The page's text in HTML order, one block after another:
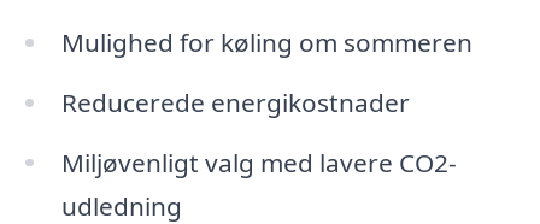
Mulighed for køling om sommeren
Reducerede energikostnader
Miljøvenligt valg med lavere CO2-
udledning